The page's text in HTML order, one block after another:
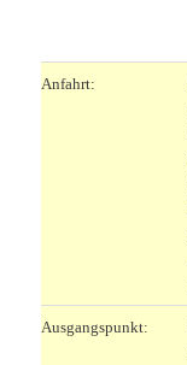
Anfahrt:
Ausgangspunkt: